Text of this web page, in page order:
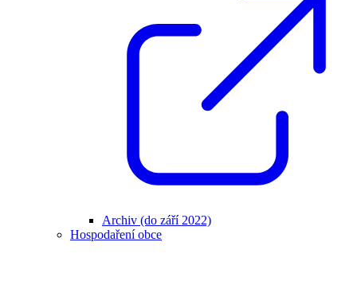
Archiv (do září 2022)
Hospodaření obce